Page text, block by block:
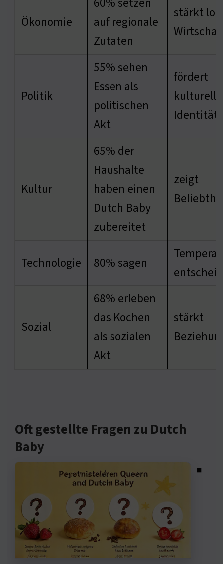
Ökonomie
auf regionale
Zutaten
stärkt
Politik
55% sehen
Essen als
politischen
Akt
fördert
kulturelle
Identität
Kultur
65% der
Haushalte
haben einen
Dutch Baby
zubereitet
zeigt
Technologie 80% sagen
Sozial
68% erleben
das Kochen
als sozialen
Akt
stärkt
Oft gestellte Fragen zu Dutch
Baby
◾